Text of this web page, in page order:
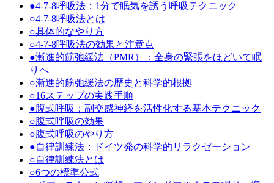
●4-7-8呼吸法：1分で眠気を誘う呼吸テクニック
○4-7-8呼吸法とは
○具体的なやり方
○4-7-8呼吸法の効果と注意点
●漸進的筋弛緩法（PMR）：全身の緊張をほどいて眠
りへ
○漸進的筋弛緩法の歴史と科学的根拠
○16ステップの実践手順
●腹式呼吸：副交感神経を活性化する基本テクニック
○腹式呼吸の効果
○腹式呼吸のやり方
●自律訓練法：ドイツ発の科学的リラクゼーション
○自律訓練法とは
○6つの標準公式